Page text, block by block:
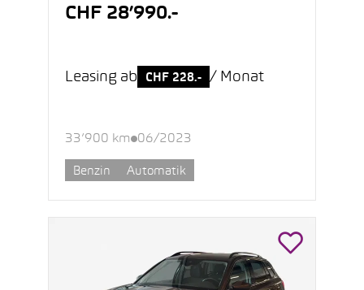
CHF 28’990.-
Leasing ab CHF 228.- / Monat
33’900 km 06/2023
Benzin Automatik